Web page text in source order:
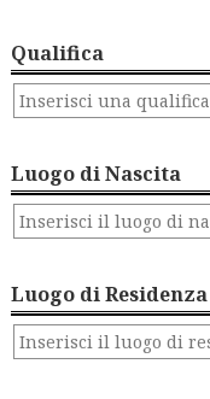
Qualifica
Luogo di Nascita
Luogo di Residenza